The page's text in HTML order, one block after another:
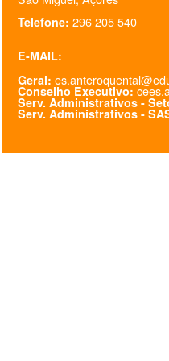
@esaq.erasmus
@oficina.do.largo
@clube_robotica.esaq
Telefone: 296 205 540
E-MAIL:
Geral:
Conselho Executivo:
Serv. Administrativos -
Serv. Administrativos -